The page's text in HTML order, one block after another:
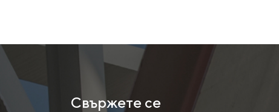
Свържете се